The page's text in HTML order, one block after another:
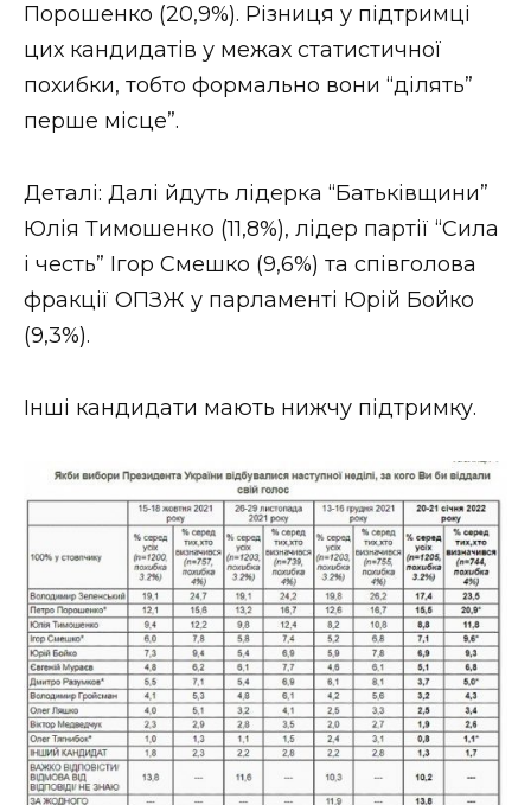
Порошенко (20,9%). Різниця у підтримці
цих кандидатів у межах статистичної
похибки, тобто формально вони “ділять”
перше місце”.
Деталі: Далі йдуть лідерка “Батьківщини”
Юлія Тимошенко (11,8%), лідер партії “Сила
і честь” Ігор Смешко (9,6%) та співголова
фракції ОПЗЖ у парламенті Юрій Бойко
(9,3%).
Інші кандидати мають нижчу підтримку.